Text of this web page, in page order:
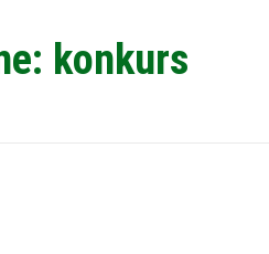
konkurs